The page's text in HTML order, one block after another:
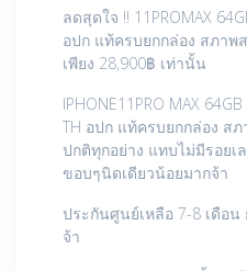
ลดสุดใจ !! 11PROMAX
อปก แท้ครบยกกล่อง สภาพ
เพียง 28,900฿ เท่านั้น
IPHONE11PRO MAX
TH อปก แท้ครบยกกล่อง ส
ปกติทุกอย่าง แทบไม่มีรอยเ
ขอบๆนิดเดียวน้อยมากจ้า
ประกันศูนย์เหลือ 7-8 เดือน
จ้า